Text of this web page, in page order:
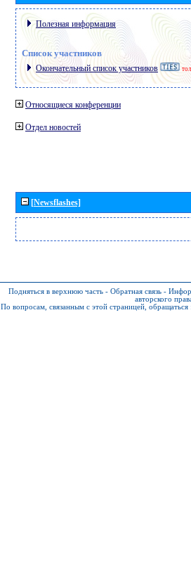
Полезная информация
Список участников
Окончательный список участников
Относящиеся конференции
Отдел новостей
[Newsflashes]
Подняться в верхнюю часть - Обратная связь -
авторского
По вопросам, связанным с этой страницей, обращаться :